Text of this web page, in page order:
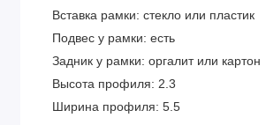
Вставка рамки: стекло или пластик
Подвес у рамки: есть
Задник у рамки: оргалит или картон
Высота профиля: 2.3
Ширина профиля: 5.5